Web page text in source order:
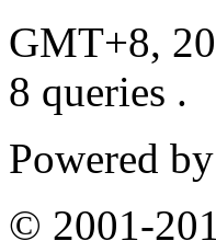
GMT+8,
8 queries .
Powered by
© 2001-